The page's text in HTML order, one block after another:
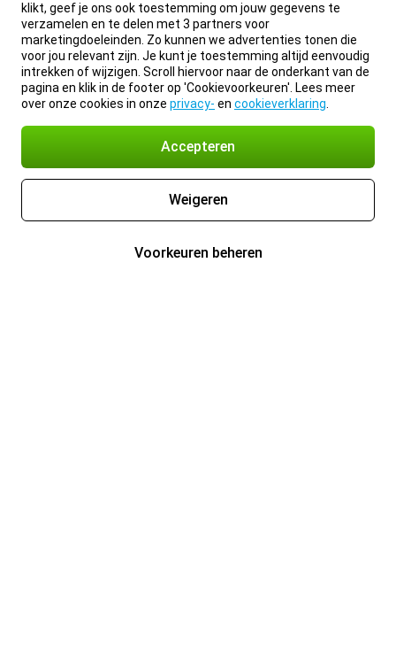
klikt, geef je ons ook toestemming om jouw gegevens te
verzamelen en te delen met 3 partners voor
marketingdoeleinden. Zo kunnen we advertenties tonen die
voor jou relevant zijn. Je kunt je toestemming altijd eenvoudig
intrekken of wijzigen. Scroll hiervoor naar de onderkant van de
pagina en klik in de footer op 'Cookievoorkeuren'. Lees meer
over onze cookies in onze privacy- en cookieverklaring
Accepteren
Weigeren
Voorkeuren beheren